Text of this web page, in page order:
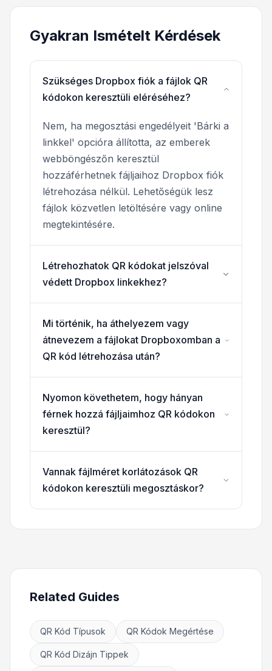
Gyakran Ismételt Kérdések
Szükséges Dropbox fiók a fájlok QR
kódokon keresztüli eléréséhez?
Nem, ha megosztási engedélyeit 'Bárki a
linkkel' opcióra állította, az emberek
webböngészőn keresztül
hozzáférhetnek fájljaihoz Dropbox fiók
létrehozása nélkül. Lehetőségük lesz
fájlok közvetlen letöltésére vagy online
megtekintésére.
Létrehozhatok QR kódokat jelszóval
védett Dropbox linkekhez?
Mi történik, ha áthelyezem vagy
átnevezem a fájlokat Dropboxomban a
QR kód létrehozása után?
Nyomon követhetem, hogy hányan
férnek hozzá fájljaimhoz QR kódokon
keresztül?
Vannak fájlméret korlátozások QR
kódokon keresztüli megosztáskor?
Related Guides
QR Kód Típusok QR Kódok Megértése
QR Kód Dizájn Tippek